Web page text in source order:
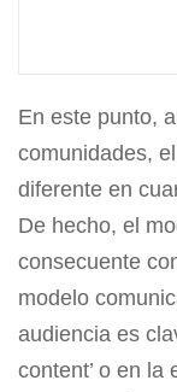
En este punto,
comunidades,
diferente en
De hecho, el
consecuente
modelo
audiencia es
content’ o en la